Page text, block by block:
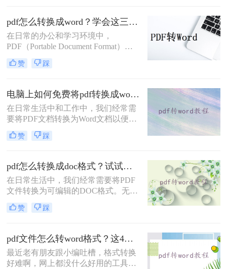
word呢？本文将详细介绍两种常见的
PDF转Word的方法，帮助您轻松应对
各种转换需求。
pdf怎么转换成word？学会这三种简单的方法，1分钟轻松搞定！
在日常的办公和学习环境中，
PDF（Portable Document Format）因
其跨平台兼容性和保持文档原貌的特
性而广受欢迎。然而，当我们需要对
换为Word文档便成为了一个常见的需
求。那么pdf怎么转换成word呢？本文
将探讨几种将PDF转换成Word文档的
方法，帮助您轻松应对这一任务。
赞 踩
电脑上如何免费将pdf转换成word？分享2种实用方法！
在日常生活中和工作中，我们经常需
要将PDF文档转换为Word文档以便进
行编辑、修改或格式调整。那么电脑
上如何免费将pdf转换成word呢？本文
方法。
赞 踩
pdf怎么转换成doc格式？试试这三种常见转换方法！
在日常生活中，我们经常需要将PDF
文件转换为可编辑的DOC格式。无论
是为了修改内容、复制文本还是进行
格式调整，掌握PDF转DOC的方法都
doc格式呢？本文将介绍三种常见的
PDF转DOC的方法。
赞 踩
pdf文件怎么转word格式？这4个方法让你轻松搞定！
最近老有朋友跟小编吐槽，格式转换
好难啊，网上都没什么好用的工具，